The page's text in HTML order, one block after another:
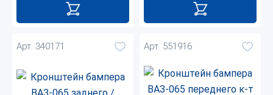
Арт. 340171 Арт. 551916